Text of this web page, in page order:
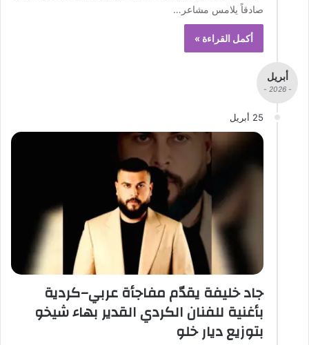
صادقاً يلامس مشاعر…
أكمل القراءة »
أبريل
- 2026 -
25 أبريل
جاد خليفة يقدّم مفاجأة عربي–كردية
بأغنية للفنان الكردي القدير بهاء شيخو
بتوزيع ديار خلو